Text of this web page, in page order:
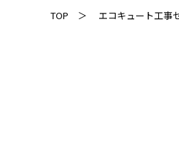
TOP エコキュート工事